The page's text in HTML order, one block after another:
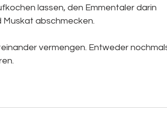
lassen, den Emmentaler darin
Muskat abschmecken.
vermengen. Entweder